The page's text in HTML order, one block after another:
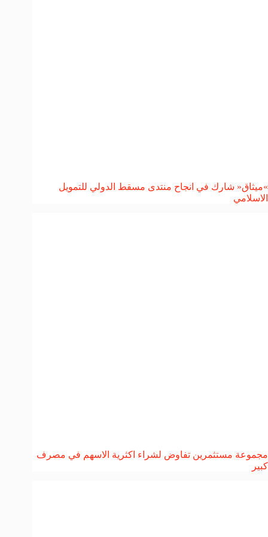
»ميثاق« شارك في انجاح منتدى مسقط الدولي للتمويل
الاسلامي
مجموعة مستثمرين تفاوض لشراء اكثرية الاسهم في مصرف
كبير